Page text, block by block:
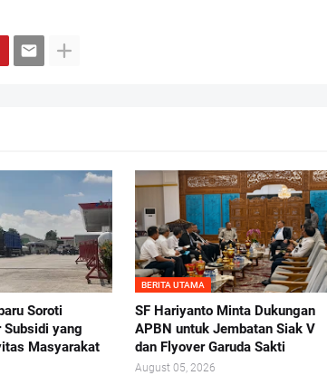
Soroti
Subsidi yang
Masyarakat
BERITA UTAMA
SF Hariyanto Minta Dukungan
APBN untuk Jembatan Siak V
dan Flyover Garuda Sakti
August 05, 2026